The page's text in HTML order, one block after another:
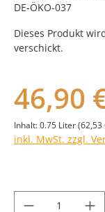
DE-ÖKO-037
Dieses Produkt
verschickt.
46,90
Inhalt:0.75 Liter(62,53
inkl. MwSt. zzgl.
Produkt